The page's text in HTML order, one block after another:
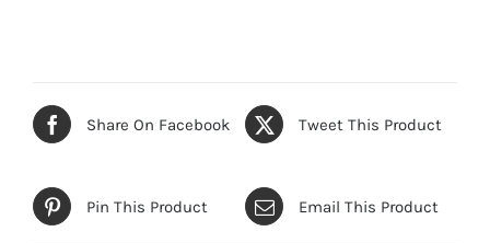
Share On Facebook Tweet This Product
Pin This Product Email This Product